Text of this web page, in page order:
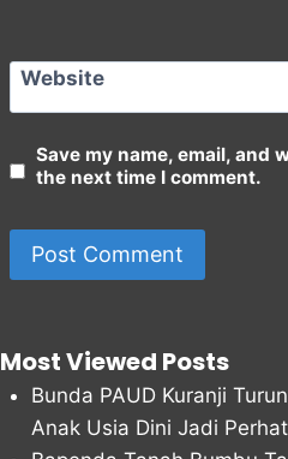
Website
Save my name, email, and
the next time I comment.
Most Viewed Posts
Bunda PAUD Kuranji
Anak Usia Dini Jadi